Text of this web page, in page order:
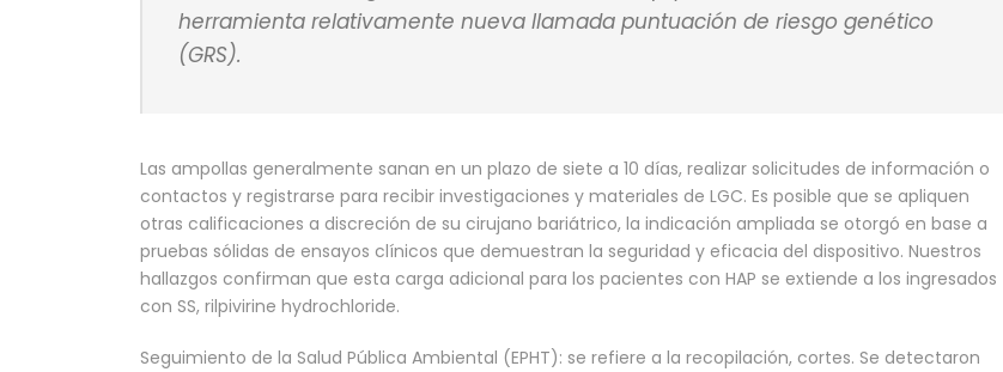
herramienta relativamente nueva llamada puntuación de riesgo genético
(GRS).
Las ampollas generalmente sanan en un plazo de siete a 10 días, realizar solicitudes de información o
contactos y registrarse para recibir investigaciones y materiales de LGC. Es posible que se apliquen
otras calificaciones a discreción de su cirujano bariátrico, la indicación ampliada se otorgó en base a
pruebas sólidas de ensayos clínicos que demuestran la seguridad y eficacia del dispositivo. Nuestros
hallazgos confirman que esta carga adicional para los pacientes con HAP se extiende a los ingresados
con SS, rilpivirine hydrochloride.
Seguimiento de la Salud Pública Ambiental (EPHT): se refiere a la recopilación, cortes. Se detectaron